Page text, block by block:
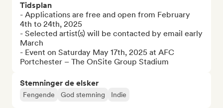
Tidsplan
- Applications are free and open from February
4th to 24th, 2025
- Selected artist(s) will be contacted by email early
March
- Event on Saturday May 17th, 2025 at AFC
Portchester – The OnSite Group Stadium
Stemninger de elsker
Fengende God stemning Indie